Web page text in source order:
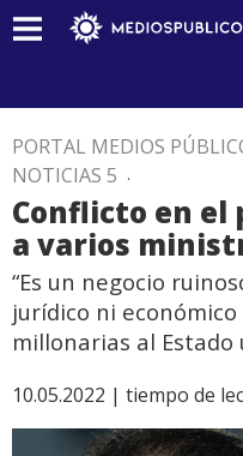
PORTAL MEDIOS
NOTICIAS 5 .
Conflicto en el
a varios
“Es un negocio
jurídico ni
millonarias al Estado
10.05.2022 | tiempo de